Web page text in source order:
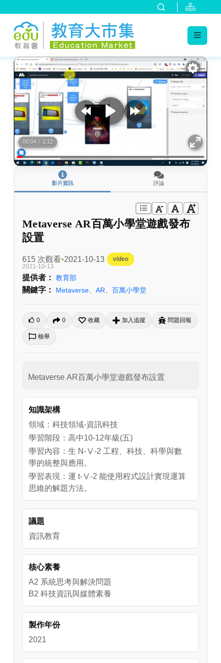
:::
00:04 / 2:12
影片資訊 評論
Metaverse AR百萬小學堂遊戲發布
設置
615 次觀看 2021-10-13
video
2021-10-13
提供者： 教育部
關鍵字： Metaverse AR 百萬小學堂
0 0 收藏 加入追蹤 問題回報
檢舉
Metaverse AR百萬小學堂遊戲發布設置
知識架構
領域：科技領域-資訊科技
學習階段：高中10-12年級(五)
學習內容：生 N-Ⅴ-2 工程、科技、科學與數
學的統整與應用。
學習表現：運 t-Ⅴ-2 能使用程式設計實現運算
思維的解題方法。
議題
資訊教育
核心素養
A2 系統思考與解決問題
B2 科技資訊與媒體素養
製作年份
2021